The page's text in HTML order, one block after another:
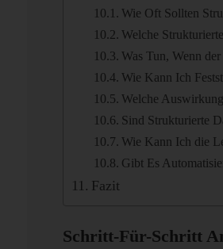
Wie Oft Sollten
Welche
Was Tun, Wenn
Wie Kann Ich
Welche
Sind Strukturierte
Wie Kann Ich die
Gibt Es
Fazit
Schritt-Für-Schritt